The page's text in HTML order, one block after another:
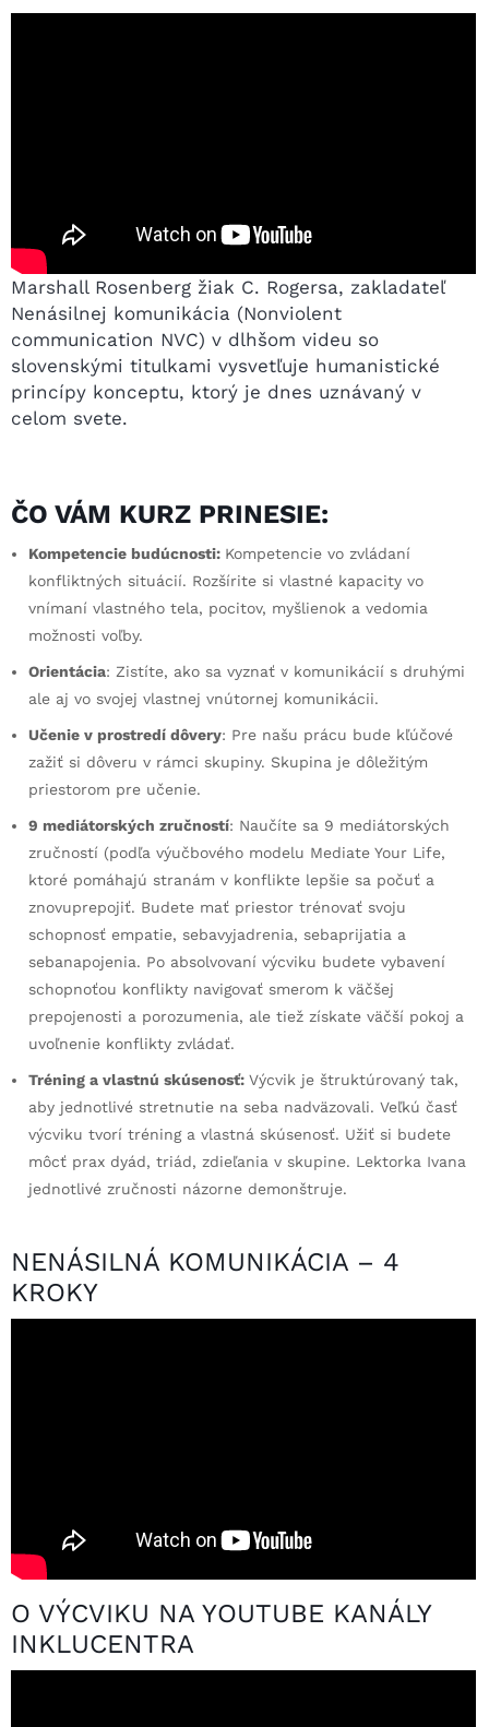
Marshall Rosenberg žiak C. Rogersa, zakladateľ
Nenásilnej komunikácia (Nonviolent
communication NVC) v dlhšom videu so
slovenskými titulkami vysvetľuje humanistické
princípy konceptu, ktorý je dnes uznávaný v
celom svete.
ČO VÁM KURZ PRINESIE:
Kompetencie budúcnosti: Kompetencie vo zvládaní
konfliktných situácií. Rozšírite si vlastné kapacity vo
vnímaní vlastného tela, pocitov, myšlienok a vedomia
možnosti voľby.
Orientácia: Zistíte, ako sa vyznať v komunikácií s druhými
ale aj vo svojej vlastnej vnútornej komunikácii.
Učenie v prostredí dôvery: Pre našu prácu bude kľúčové
zažiť si dôveru v rámci skupiny. Skupina je dôležitým
priestorom pre učenie.
9 mediátorských zručností: Naučíte sa 9 mediátorských
zručností (podľa výučbového modelu Mediate Your Life,
ktoré pomáhajú stranám v konflikte lepšie sa počuť a
znovuprepojiť. Budete mať priestor trénovať svoju
schopnosť empatie, sebavyjadrenia, sebaprijatia a
sebanapojenia. Po absolvovaní výcviku budete vybavení
schopnoťou konflikty navigovať smerom k väčšej
prepojenosti a porozumenia, ale tiež získate väčší pokoj a
uvoľnenie konflikty zvládať.
Tréning a vlastnú skúsenosť: Výcvik je štruktúrovaný tak,
aby jednotlivé stretnutie na seba nadväzovali. Veľkú časť
výcviku tvorí tréning a vlastná skúsenosť. Užiť si budete
môcť prax dyád, triád, zdieľania v skupine. Lektorka Ivana
jednotlivé zručnosti názorne demonštruje.
NENÁSILNÁ KOMUNIKÁCIA – 4
KROKY
O VÝCVIKU NA YOUTUBE KANÁLY
INKLUCENTRA